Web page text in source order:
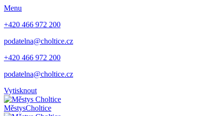
Menu
+420 466 972 200
podatelna@choltice.cz
+420 466 972 200
podatelna@choltice.cz
Vytisknout
MěstysCholtice